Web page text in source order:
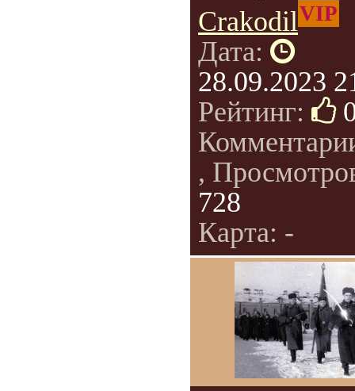
CrakodilVIP
Дата:
28.09.2023
Рейтинг:
,
728
Карта: -